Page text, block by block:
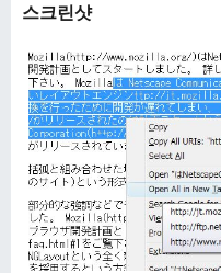
스크린샷